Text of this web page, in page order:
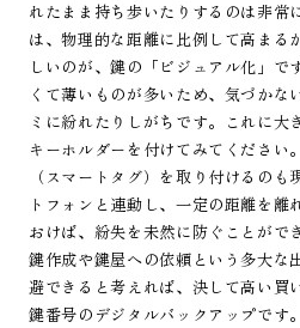
れたまま持ち歩いたりするのは非常
は、物理的な距離に比例して高まる
しいのが、鍵の「ビジュアル化」で
くて薄いものが多いため、気づかな
ミに紛れたりしがちです。これに大
キーホルダーを付けてみてください
（スマートタグ）を取り付けるの
トフォンと連動し、一定の距離を離
おけば、紛失を未然に防ぐことがで
鍵作成や鍵屋への依頼という多大な
避できると考えれば、決して高い買
鍵番号のデジタルバックアップです